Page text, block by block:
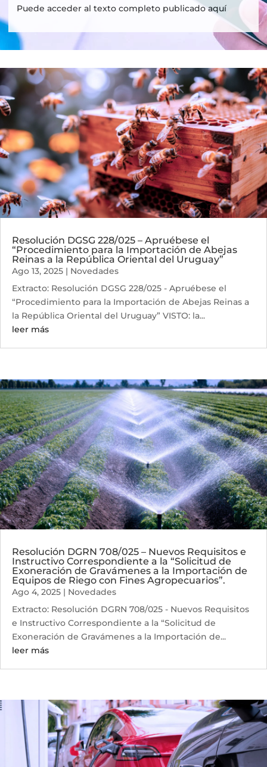
Puede acceder al texto completo publicado aquí
Resolución DGSG 228/025 – Apruébese el
“Procedimiento para la Importación de Abejas
Reinas a la República Oriental del Uruguay”
Ago 13, 2025 | Novedades
Extracto: Resolución DGSG 228/025 - Apruébese el
“Procedimiento para la Importación de Abejas Reinas a
la República Oriental del Uruguay” VISTO: la...
leer más
Resolución DGRN 708/025 – Nuevos Requisitos e
Instructivo Correspondiente a la “Solicitud de
Exoneración de Gravámenes a la Importación de
Equipos de Riego con Fines Agropecuarios”.
Ago 4, 2025 | Novedades
Extracto: Resolución DGRN 708/025 - Nuevos Requisitos
e Instructivo Correspondiente a la “Solicitud de
Exoneración de Gravámenes a la Importación de...
leer más